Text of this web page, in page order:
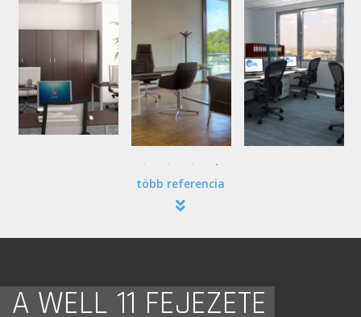
több referencia
A WELL 11 FEJEZETE